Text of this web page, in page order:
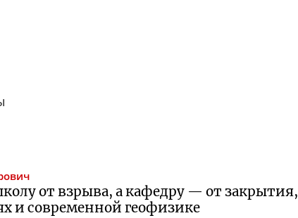
от взрыва, а кафедру — от закрытия,
и современной геофизике